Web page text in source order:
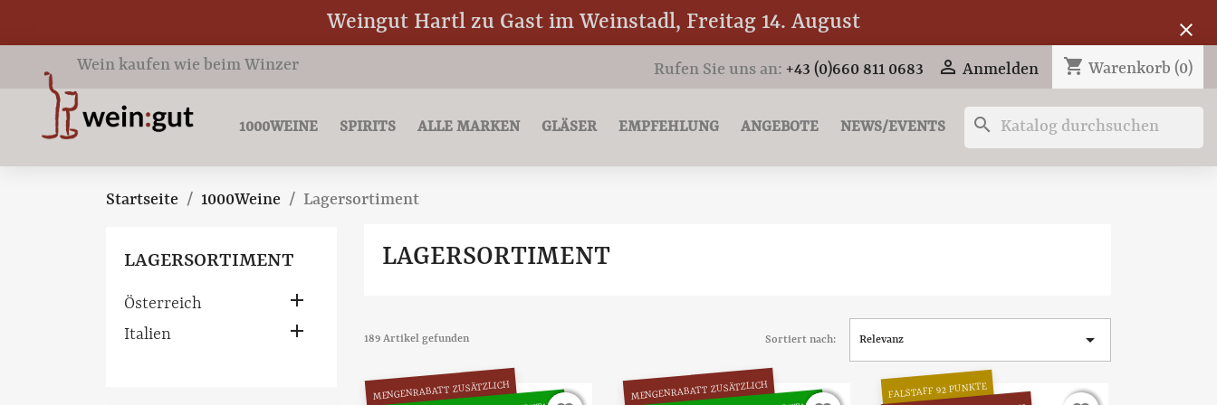
Weingut Hartl zu Gast im Weinstadl, Freitag 14. August close
Wein kaufen wie beim Winzer Rufen Sie uns an: +43 (0)660 811 0683  Anmelden shopping_cart Warenkorb (0)
1000WEINE SPIRITS ALLE MARKEN GLÄSER EMPFEHLUNG ANGEBOTE NEWS/EVENTS search
Startseite 1000Weine Lagersortiment
LAGERSORTIMENT
Österreich 
Italien 
LAGERSORTIMENT
189 Artikel gefunden Sortiert nach: Relevanz 
MENGENRABATT ZUSÄTZLICH MENGENRABATT ZUSÄTZLICH FALSTAFF 92 PUNKTE